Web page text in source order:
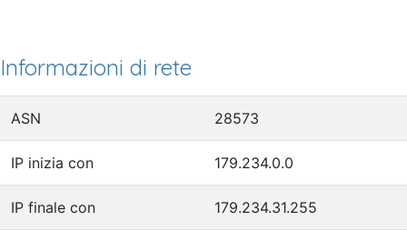
Informazioni di rete
ASN 28573
IP inizia con 179.234.0.0
IP finale con 179.234.31.255